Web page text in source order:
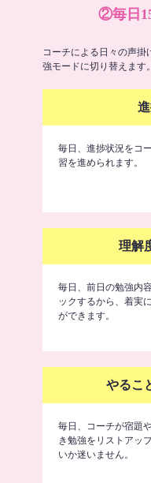
②毎日
コーチによる日々の声掛
強モードに切り替えます。
毎日、進捗状況をコ
習を進められます。
理解
毎日、前日の勉強内
ックするから、着実
ができます。
やるこ
毎日、コーチが宿題
き勉強をリストアッ
いか迷いません。